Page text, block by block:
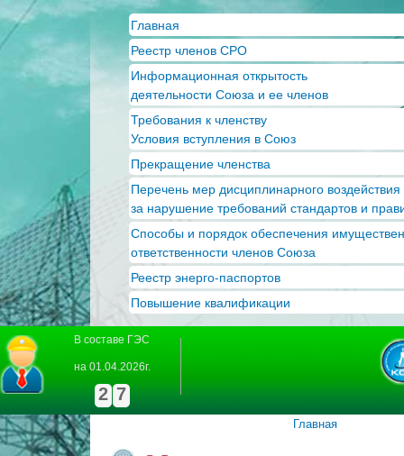
Главная
Реестр членов СРО
Информационная открытость
деятельности Союза и ее членов
Требования к членству
Условия вступления в Союз
Прекращение членства
Перечень мер дисциплинарного воздействия
за нарушение требований стандартов и
Способы и порядок обеспечения
ответственности членов Союза
Реестр энерго-паспортов
Повышение квалификации
В составе ГЭС
на 01.04.2026г.
2 7
Главная